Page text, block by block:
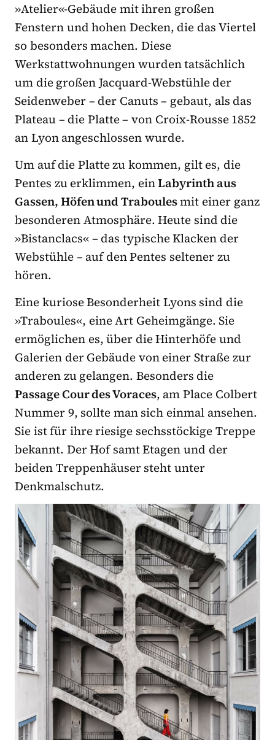
»Atelier«-Gebäude mit ihren großen
Fenstern und hohen Decken, die das Viertel
so besonders machen. Diese
Werkstattwohnungen wurden tatsächlich
um die großen Jacquard-Webstühle der
Seidenweber – der Canuts – gebaut, als das
Plateau – die Platte –von Croix-Rousse 1852
an Lyon angeschlossen wurde.
Um auf die Platte zu kommen, gilt es, die
Pentes zu erklimmen, einLabyrinth aus
Gassen, Höfen und Traboulesmit einer ganz
besonderen Atmosphäre. Heute sind die
»Bistanclacs« – das typische Klacken der
Webstühle– auf den Pentes seltener zu
hören.
Eine kuriose Besonderheit Lyons sind die
»Traboules«, eine Art Geheimgänge. Sie
ermöglichen es, über die Hinterhöfe und
Galerien der Gebäude von einer Straße zur
anderen zu gelangen. Besonders die
Passage Cour des Voraces, am Place Colbert
Nummer 9, sollte man sich einmal ansehen.
Sie ist für ihre riesige sechsstöckige Treppe
bekannt. Der Hof samt Etagen und der
beiden Treppenhäuser steht unter
Denkmalschutz.